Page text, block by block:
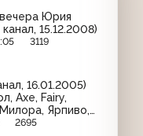
Юрия
15.12.2008)
3119
16.01.2005)
Axe, Fairy,
Ярпиво,
2695